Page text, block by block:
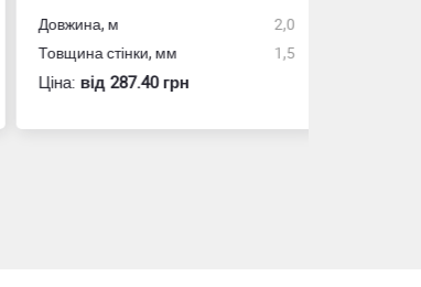
Довжина, м
2,0
Товщина стінки, мм
1,5
Ціна:вiд 287.40 грн